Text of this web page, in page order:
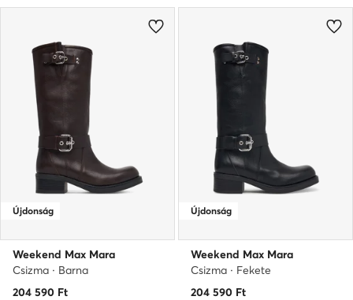
Újdonság
Weekend Max Mara
Csizma · Barna
204 590 Ft
Újdonság
Weekend Max Mara
Csizma · Fekete
204 590 Ft